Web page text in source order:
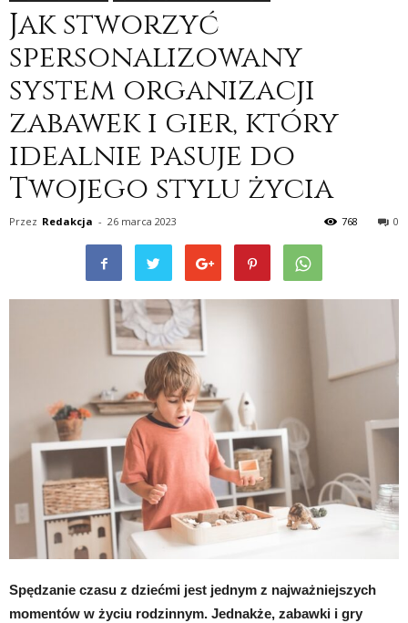
Jak stworzyć
spersonalizowany
system organizacji
zabawek i gier, który
idealnie pasuje do
Twojego stylu życia
Przez Redakcja - 26 marca 2023 0
768
Spędzanie czasu z dziećmi jest jednym z najważniejszych
momentów w życiu rodzinnym. Jednakże, zabawki i gry